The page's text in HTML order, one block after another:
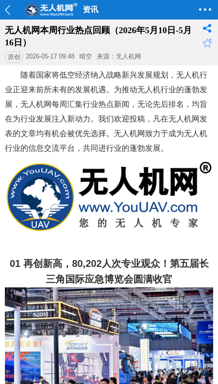
资讯
无人机网本周行业热点回顾（2026年5月10日-5月
16日）
原创 2026-05-17 09:48 晴空 来源：无人机网
随着国家将低空经济纳入战略新兴发展规划，无人机行
业正迎来前所未有的发展机遇。为推动无人机行业的蓬勃发
展，无人机网每周汇集行业热点新闻，无论先后排名，均旨
在为行业发展注入新动力。我们欢迎投稿，凡在无人机网发
表的文章均有机会被优先选择。无人机网致力于成为无人机
行业的信息交流平台，共同进行业的蓬勃发展。
01 再创新高，80,202人次专业观众！第五届长
三角国际应急博览会圆满收官